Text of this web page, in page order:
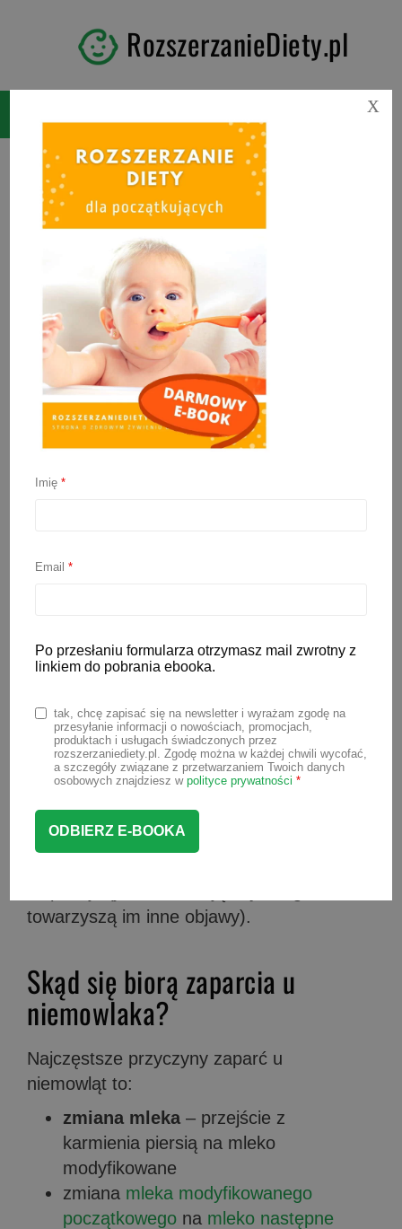
RozszerzanieDiety.pl
Zaparcia u niemowlaka –
lista produktów, które
6 stycznia 2023
wyglądają tak, jak sobie wymarzyliśmy.
Często w tym okresie u maluchów
ze strony układu pokarmowego, który
dopiero uczy się trawić produkty inne niż
mleko. Pojawiają się wtedy gazy, bóle
brzucha, biegunki, czy właśnie zaparcia, o
których chciałam Wam dzisiaj trochę
opowiedzieć. Pamiętajcie, że
towarzyszą im inne objawy).
Skąd się biorą zaparcia u
niemowlaka?
Najczęstsze przyczyny zaparć u
niemowląt to:
zmiana mleka – przejście z
karmienia piersią na mleko
modyfikowane
zmiana mleka modyfikowanego
początkowego na mleko następne
Imię*
Email*
Po przesłaniu formularza otrzymasz mail zwrotny z
linkiem do pobrania ebooka.
tak, chcę zapisać się na newsletter i wyrażam zgodę na
przesyłanie informacji o nowościach, promocjach,
produktach i usługach świadczonych przez
rozszerzaniediety.pl. Zgodę można w każdej chwili wycofać,
a szczegóły związane z przetwarzaniem Twoich danych
osobowych znajdziesz w polityce prywatności *
X